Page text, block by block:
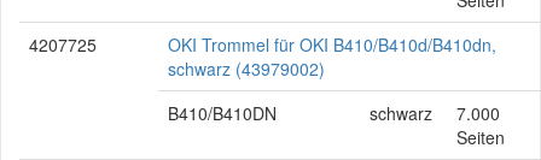
4207725
OKI Trommel für OKI B410/B410d/B410dn,
schwarz (43979002)
B410/B410DN
schwarz
7.000
Seiten